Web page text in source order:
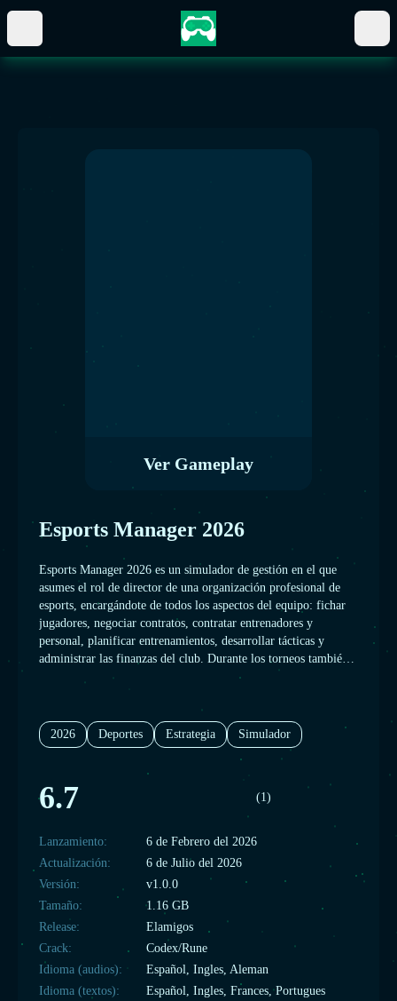
Ver Gameplay
Esports Manager 2026
Esports Manager 2026 es un simulador de gestión en el que
asumes el rol de director de una organización profesional de
esports, encargándote de todos los aspectos del equipo: fichar
jugadores, negociar contratos, contratar entrenadores y
personal, planificar entrenamientos, desarrollar tácticas y
administrar las finanzas del club. Durante los torneos también
puedes intervenir en tiempo real con ajustes estratégicos,
partida, mientras trabajas para convertir a tu organización en
una potencia competitiva y conquistar los campeonatos más
importantes del circuito.
2026 Deportes Estrategia Simulador
6.7 (1)
Lanzamiento:
6 de Febrero del 2026
Actualización:
6 de Julio del 2026
Versión:
v1.0.0
Tamaño:
1.16 GB
Release:
Elamigos
Crack:
Codex/Rune
Idioma (audios):
Español, Ingles, Aleman
Idioma (textos):
Español, Ingles, Frances, Portugues